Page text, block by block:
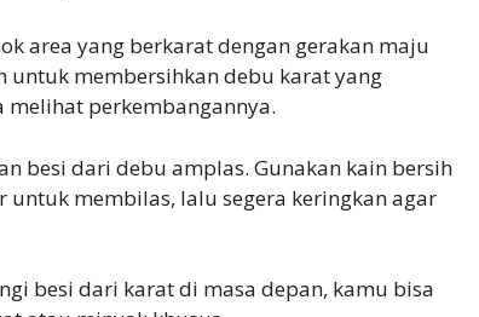
area yang berkarat dengan gerakan maju
untuk membersihkan debu karat yang
perkembangannya.
besi dari debu amplas. Gunakan kain bersih
untuk membilas, lalu segera keringkan agar
besi dari karat di masa depan, kamu bisa